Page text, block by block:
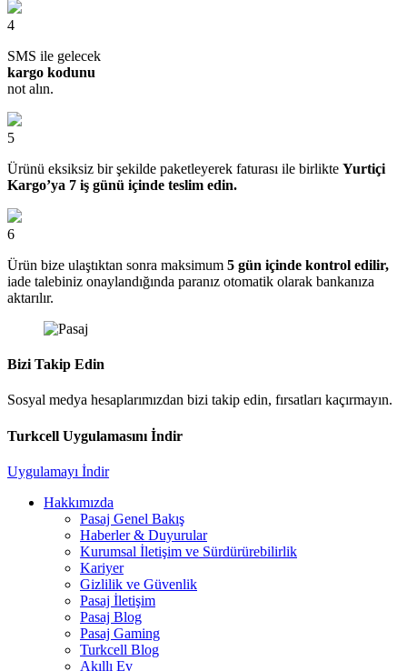
4
SMS ile gelecek
kargo kodunu
not alın.
5
Ürünü eksiksiz bir şekilde paketleyerek faturası ile birlikte Yurtiçi
Kargo’ya 7 iş günü içinde teslim edin.
6
Ürün bize ulaştıktan sonra maksimum 5 gün içinde kontrol edilir,
iade talebiniz onaylandığında paranız otomatik olarak bankanıza
aktarılır.
Bizi Takip Edin
Sosyal medya hesaplarımızdan bizi takip edin, fırsatları kaçırmayın.
Turkcell Uygulamasını İndir
Uygulamayı İndir
Hakkımızda
Pasaj Genel Bakış
Haberler & Duyurular
Kurumsal İletişim ve Sürdürürebilirlik
Kariyer
Gizlilik ve Güvenlik
Pasaj İletişim
Pasaj Blog
Pasaj Gaming
Turkcell Blog
Akıllı Ev